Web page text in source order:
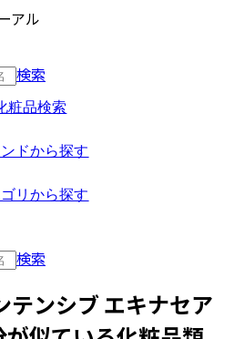
アル
検索
粧品検索
ドから探す
リから探す
検索
テンシブ エキナセア